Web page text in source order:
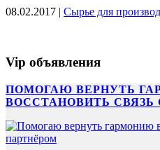
08.02.2017 | Сырье для
Vip объявления
ПОМОГАЮ ВЕРНУТЬ
ВОССТАНОВИТЬ СВЯЗЬ